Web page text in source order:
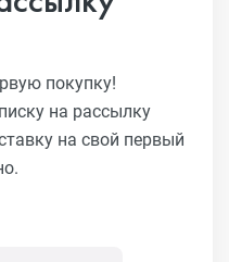
покупку!
на рассылку
на свой первый